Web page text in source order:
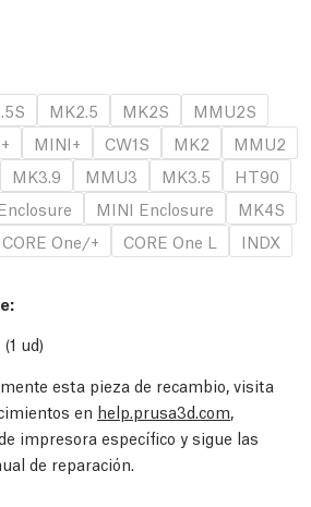
MK2.5 MK2S
MMU2S
MINI+ CW1S MK2
MMU2
MK3.9 MMU3 MK3.5
HT90
MINI Enclosure
MK4S
CORE One/+ CORE One L INDX
ud)
esta pieza de recambio, visita
en help.prusa3d.com,
impresora específico y sigue las
de reparación.